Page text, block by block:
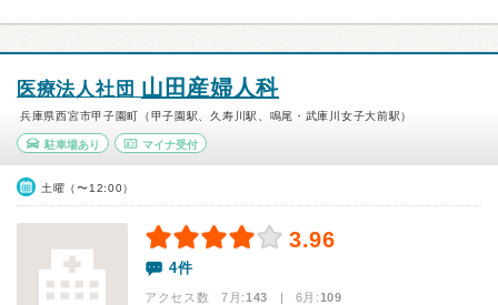
医療法人社団 山田産婦人科
兵庫県西宮市甲子園町（甲子園駅、久寿川駅、鳴尾・武庫川女子大前駅）
駐車場あり マイナ受付
土曜（〜12:00）
3.96
4件
アクセス数 7月:143 | 6月:109